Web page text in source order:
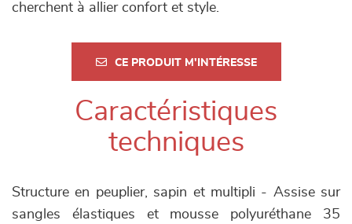
cherchent à allier confort et style.
CE PRODUIT M'INTÉRESSE
Caractéristiques
techniques
Structure en peuplier, sapin et multipli - Assise sur
sangles élastiques et mousse polyuréthane 35